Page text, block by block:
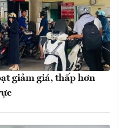
giảm giá, thấp hơn